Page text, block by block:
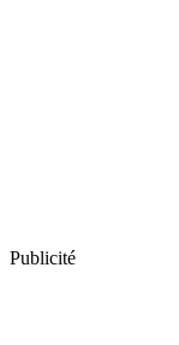
Publicité